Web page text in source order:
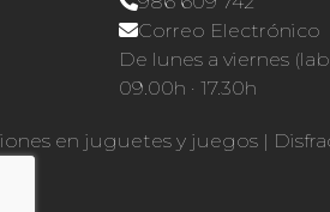
Correo Electrónico
De lunes a viernes
09.00h · 17.30h
en juguetes y juegos |